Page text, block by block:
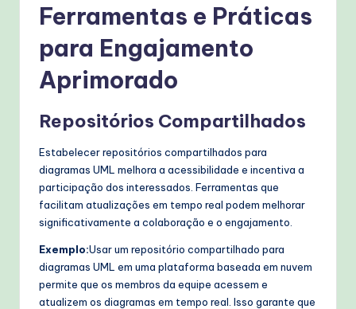
Ferramentas e Práticas
para Engajamento
Aprimorado
Repositórios Compartilhados
Estabelecer repositórios compartilhados para
diagramas UML melhora a acessibilidade e incentiva a
participação dos interessados. Ferramentas que
facilitam atualizações em tempo real podem melhorar
significativamente a colaboração e o engajamento.
Exemplo:Usar um repositório compartilhado para
diagramas UML em uma plataforma baseada em nuvem
permite que os membros da equipe acessem e
atualizem os diagramas em tempo real. Isso garante que